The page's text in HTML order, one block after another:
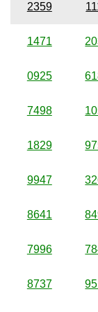
2359
1471
0925
7498
1829
9947
8641
7996
8737